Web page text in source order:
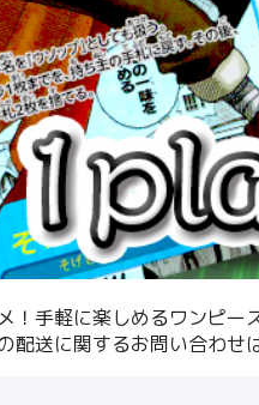
！手軽に楽しめるワンピー
送に関するお問い合わせ